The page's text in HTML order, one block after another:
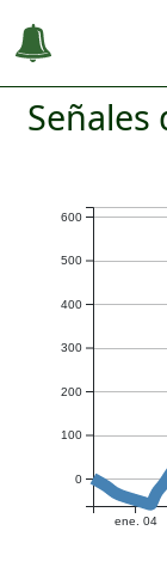
Señales
ene. 04
0
100
200
300
400
500
600